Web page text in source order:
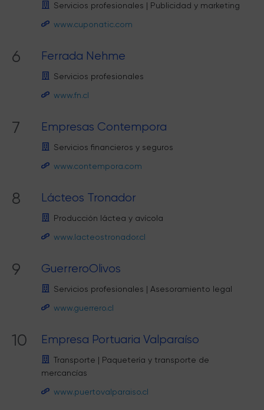
Servicios profesionales | Publicidad y marketing
www.cuponatic.com
6 Ferrada Nehme
Servicios profesionales
www.fn.cl
7 Empresas Contempora
Servicios financieros y seguros
www.contempora.com
8 Lácteos Tronador
Producción láctea y avícola
www.lacteostronador.cl
9 GuerreroOlivos
Servicios profesionales | Asesoramiento legal
www.guerrero.cl
10 Empresa Portuaria Valparaíso
Transporte | Paquetería y transporte de
mercancías
www.puertovalparaiso.cl